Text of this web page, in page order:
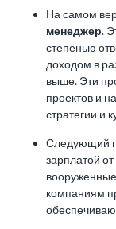
На самом
менеджер.
степенью
доходом в
выше. Эти
проектов и
стратегии и
Следующий
зарплатой
компаниям